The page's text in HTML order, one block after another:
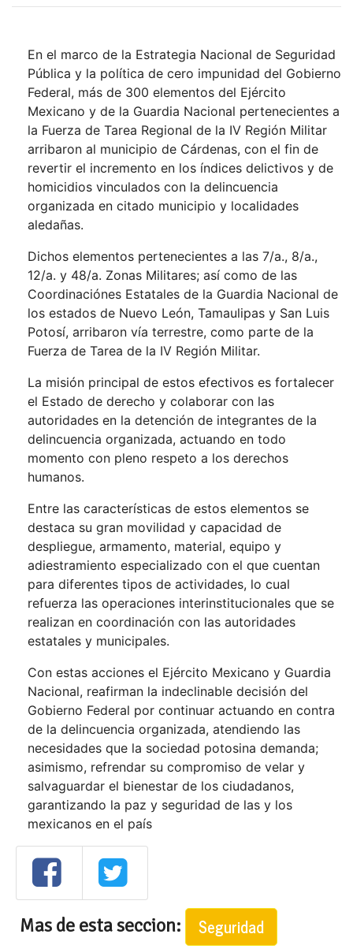
En el marco de la Estrategia Nacional de Seguridad
Pública y la política de cero impunidad del Gobierno
Federal, más de 300 elementos del Ejército
Mexicano y de la Guardia Nacional pertenecientes a
la Fuerza de Tarea Regional de la IV Región Militar
arribaron al municipio de Cárdenas, con el fin de
revertir el incremento en los índices delictivos y de
homicidios vinculados con la delincuencia
organizada en citado municipio y localidades
aledañas.
Dichos elementos pertenecientes a las 7/a., 8/a.,
12/a. y 48/a. Zonas Militares; así como de las
Coordinaciónes Estatales de la Guardia Nacional de
los estados de Nuevo León, Tamaulipas y San Luis
Potosí, arribaron vía terrestre, como parte de la
Fuerza de Tarea de la IV Región Militar.
La misión principal de estos efectivos es fortalecer
el Estado de derecho y colaborar con las
autoridades en la detención de integrantes de la
delincuencia organizada, actuando en todo
momento con pleno respeto a los derechos
humanos.
Entre las características de estos elementos se
destaca su gran movilidad y capacidad de
despliegue, armamento, material, equipo y
adiestramiento especializado con el que cuentan
para diferentes tipos de actividades, lo cual
refuerza las operaciones interinstitucionales que se
realizan en coordinación con las autoridades
estatales y municipales.
Con estas acciones el Ejército Mexicano y Guardia
Nacional, reafirman la indeclinable decisión del
Gobierno Federal por continuar actuando en contra
de la delincuencia organizada, atendiendo las
necesidades que la sociedad potosina demanda;
asimismo, refrendar su compromiso de velar y
salvaguardar el bienestar de los ciudadanos,
garantizando la paz y seguridad de las y los
mexicanos en el país
Mas de esta seccion: Seguridad